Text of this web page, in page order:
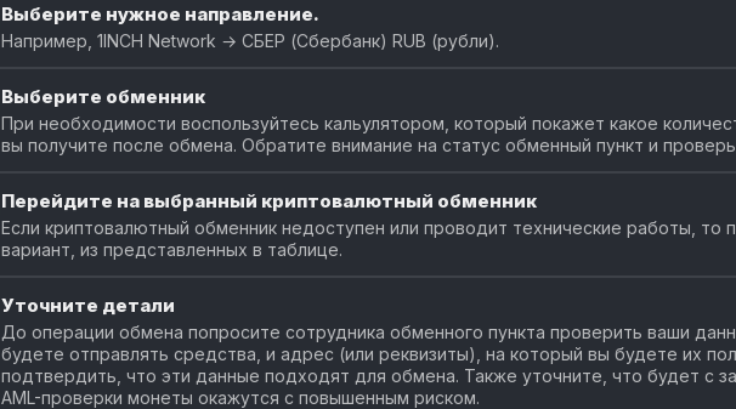
Выберите нужное направление.
Например, 1INCH Network → СБЕР (Сбербанк) RUB (рубли).
Выберите обменник
При необходимости воспользуйтесь кальулятором, который покажет какое
вы получите после обмена. Обратите внимание на статус обменный пункт и
Перейдите на выбранный криптовалютный обменник
Если криптовалютный обменник недоступен или проводит технические работы, то
вариант, из представленных в таблице.
Уточните детали
До операции обмена попросите сотрудника обменного пункта проверить ваши
будете отправлять средства, и адрес (или реквизиты), на который вы будете их
подтвердить, что эти данные подходят для обмена. Также уточните, что будет с
AML-проверки монеты окажутся с повышенным риском.